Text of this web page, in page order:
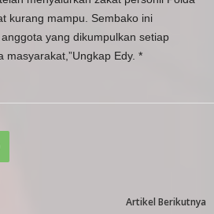
kurang mampu. Sembako ini
yang dikumpulkan setiap
masyarakat,”Ungkap Edy. *
Artikel Berikutnya